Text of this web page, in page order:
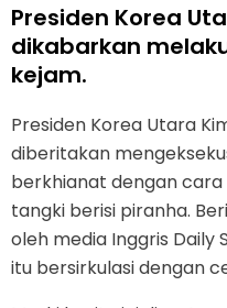
Presiden Korea
dikabarkan
kejam.
Presiden Korea Utara
diberitakan
berkhianat dengan
tangki berisi piranha.
oleh media Inggris Daily
itu bersirkulasi dengan